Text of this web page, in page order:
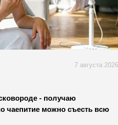
7 августа 2026
- получаю
чаепитие можно съесть всю